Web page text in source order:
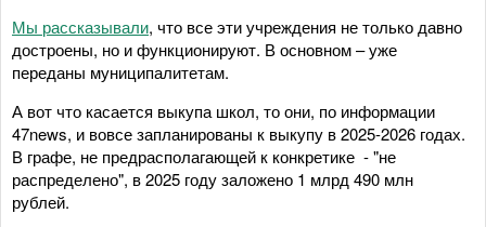
Мы рассказывали, что все эти учреждения не только давно
достроены, но и функционируют. В основном – уже
переданы муниципалитетам.
А вот что касается выкупа школ, то они, по информации
47news, и вовсе запланированы к выкупу в 2025-2026 годах.
В графе, не предрасполагающей к конкретике - "не
распределено", в 2025 году заложено 1 млрд 490 млн
рублей.